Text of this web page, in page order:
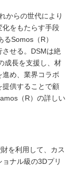
からの世代により
化をもたらす手段
Somos（R）
させる。DSMは絶
成長を支援し、材
め、業界コラボ
提供することで顧
（R）の詳しい
を利用して、カス
ナル級の3Dプリ